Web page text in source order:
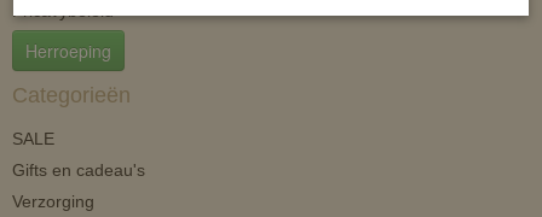
Pricavybeleid
Herroeping
Categorieën
SALE
Gifts en cadeau's
Verzorging